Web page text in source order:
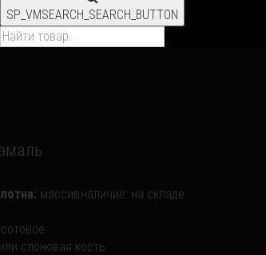
SP_VMSEARCH_SEARCH_BUTTON
наличие: на складе
массив
сотовое
слоновая кость